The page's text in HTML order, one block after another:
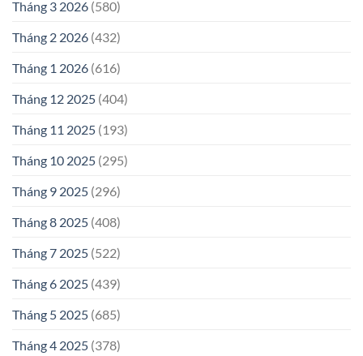
Tháng 3 2026 (580)
Tháng 2 2026 (432)
Tháng 1 2026 (616)
Tháng 12 2025 (404)
Tháng 11 2025 (193)
Tháng 10 2025 (295)
Tháng 9 2025 (296)
Tháng 8 2025 (408)
Tháng 7 2025 (522)
Tháng 6 2025 (439)
Tháng 5 2025 (685)
Tháng 4 2025 (378)